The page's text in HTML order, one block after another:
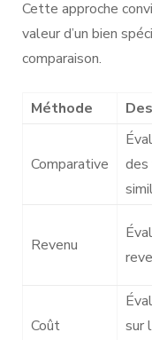
Cette approche
valeur d’un bien
comparaison.
Méthode
Comparative
Revenu
Coût
sur